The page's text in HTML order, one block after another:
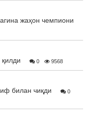
жаҳон чемпиони
0 9568
билан чиқди
0